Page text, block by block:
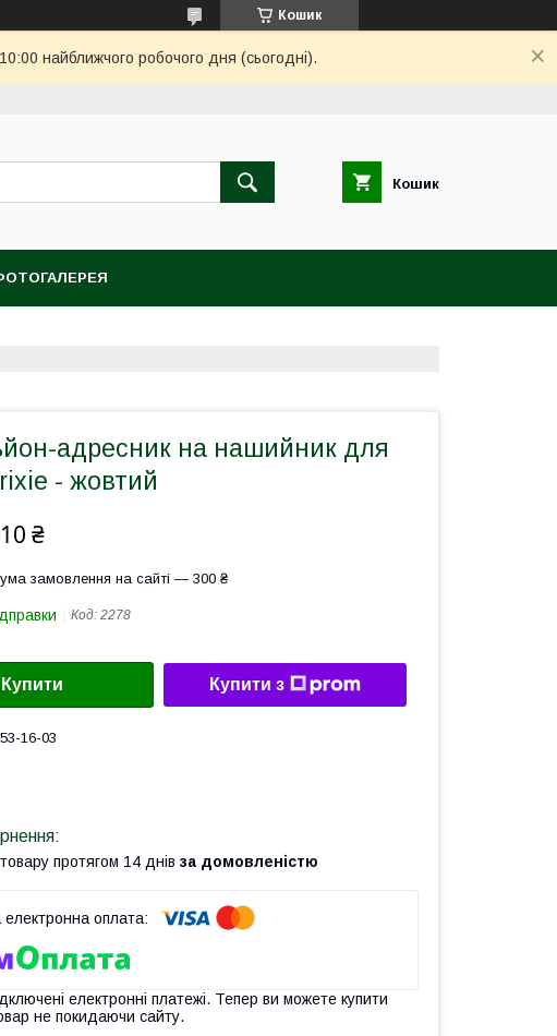
Кошик
найближчого робочого дня (сьогодні).
Кошик
адресник на нашийник для
- жовтий
₴
замовлення на сайті — 300 ₴
Код: 2278
Купити Купити з
16-03
протягом 14 днів за домовленістю
електронні платежі. Тепер ви можете купити
не покидаючи сайту.